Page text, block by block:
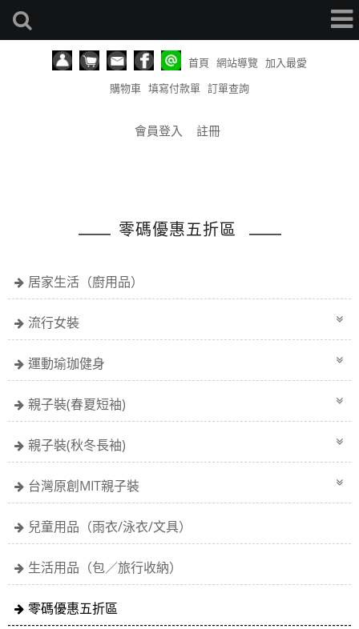
首頁 網站導覽 加入最愛
購物車 填寫付款單 訂單查詢
會員登入 註冊
零碼優惠五折區
居家生活（廚用品）
流行女裝
運動瑜珈健身
親子裝(春夏短袖)
親子裝(秋冬長袖)
台灣原創MIT親子裝
兒童用品（雨衣/泳衣/文具）
生活用品（包／旅行收納）
零碼優惠五折區